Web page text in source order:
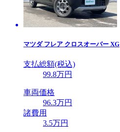
マツダ フレア クロスオーバー XG
支払総額(税込)
99.8万円
車両価格
96.3万円
諸費用
3.5万円